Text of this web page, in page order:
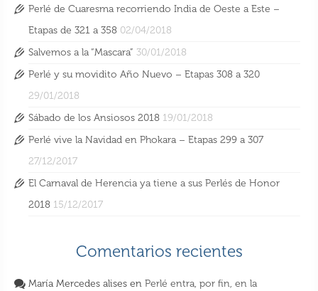
Perlé llegando a la capital de la Cochinchina
– ETAPAS de 406 a 411
Perlé de Cuaresma recorriendo India de Oeste a Este –
Etapas de 321 a 358 02/04/2018
Salvemos a la “Mascara” 30/01/2018
Perlé y su movidito Año Nuevo – Etapas 308 a 320
29/01/2018
Sábado de los Ansiosos 2018 19/01/2018
Perlé vive la Navidad en Phokara – Etapas 299 a 307
27/12/2017
El Carnaval de Herencia ya tiene a sus Perlés de Honor
2018 15/12/2017
Comentarios recientes
María Mercedes alises en Perlé entra, por fin, en la